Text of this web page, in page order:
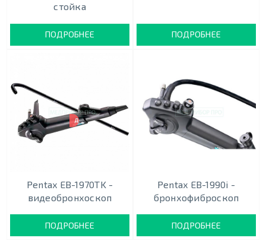
стойка
ПОДРОБНЕЕ ПОДРОБНЕЕ
ДВУХКАНАЛЬНЫЙ
Pentax EB-1970TK -
видеобронхоскоп
ПОДРОБНЕЕ
Pentax EB-1990i -
бронхофиброскоп
ПОДРОБНЕЕ